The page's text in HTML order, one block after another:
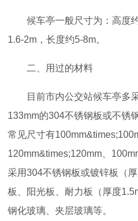
候车亭一般尺寸为：高度
1.6-2m，长度约5-8m。
二、用过的材料
目前市内公交站候车亭多
133mm的304不锈钢板或不锈
常见尺寸有
120mm&times;120mm、
采用304不锈钢板或镀锌板（
板、阳光板、耐力板（厚度
钢化玻璃、夹层玻璃等。